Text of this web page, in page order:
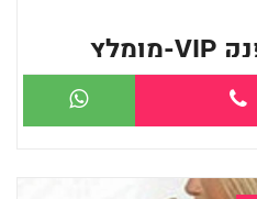
לעיסוי מרגיע ומפנק VIP-מומלץ